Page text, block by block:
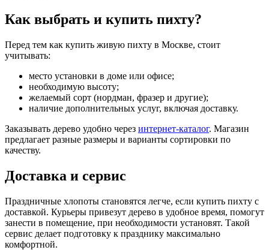
Как выбрать и купить пихту?
Перед тем как купить живую пихту в Москве, стоит
учитывать:
место установки в доме или офисе;
необходимую высоту;
желаемый сорт (нордман, фразер и другие);
наличие дополнительных услуг, включая доставку.
Заказывать дерево удобно через интернет-каталог. Магазин
предлагает разные размеры и варианты сортировки по
качеству.
Доставка и сервис
Праздничные хлопоты становятся легче, если купить пихту с
доставкой. Курьеры привезут дерево в удобное время, помогут
занести в помещение, при необходимости установят. Такой
сервис делает подготовку к празднику максимально
комфортной.